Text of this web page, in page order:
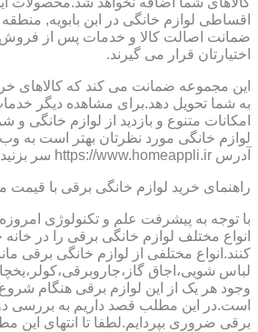
اقساطی لوازم خانگی در ابن بابویه, منطقه
ضمانت اصالت کالا و خدمات پس از فروش
اختیارتان قرار می گیرند.
این مجموعه ضمانت می کند که کالاهای
به شما تحویل دهد.برای مشاهده دیگر
امکانات متنوع و بازدید از لوازم خانگی
لوازم خانگی مورد نظرتان بهتر است به
آدرس https://www.homeappli.ir سر بزنید.
راهنمای خرید لوازم خانگی برقی با قیمت
با توجه به پیشرفت علم و تکنولوژی
انواع مختلف لوازم خانگی برقی را در
کنند.انواع مختلفی از لوازم خانگی برقی
لباس شویی،اجاق
وجود هر یک از این لوازم برقی هنگام
است.در این مطلب قصد داریم به بررسی
برقی ضروری بپردایم.لطفا تا انتهای این